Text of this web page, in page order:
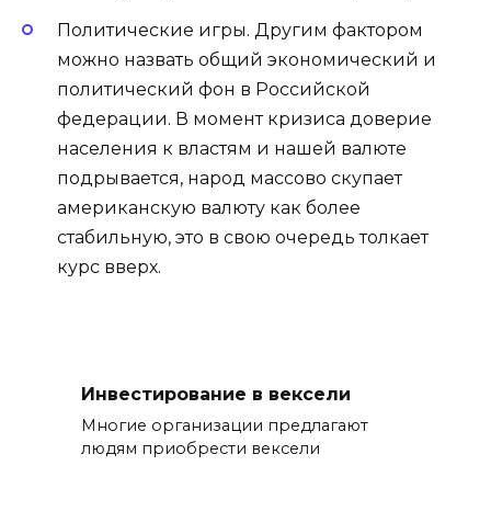
Политические игры. Другим фактором
можно назвать общий экономический и
политический фон в Российской
федерации. В момент кризиса доверие
населения к властям и нашей валюте
подрывается, народ массово скупает
американскую валюту как более
стабильную, это в свою очередь толкает
курс вверх.
Инвестирование в вексели
Многие организации предлагают
людям приобрести вексели